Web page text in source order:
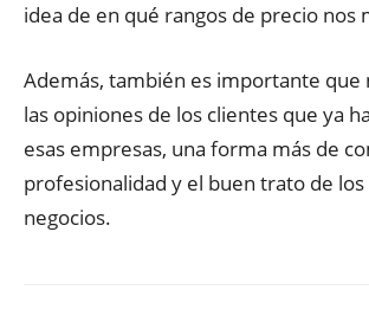
idea de en qué rangos de precio nos
Además, también es importante que
las opiniones de los clientes que ya
esas empresas, una forma más de
profesionalidad y el buen trato de
negocios.